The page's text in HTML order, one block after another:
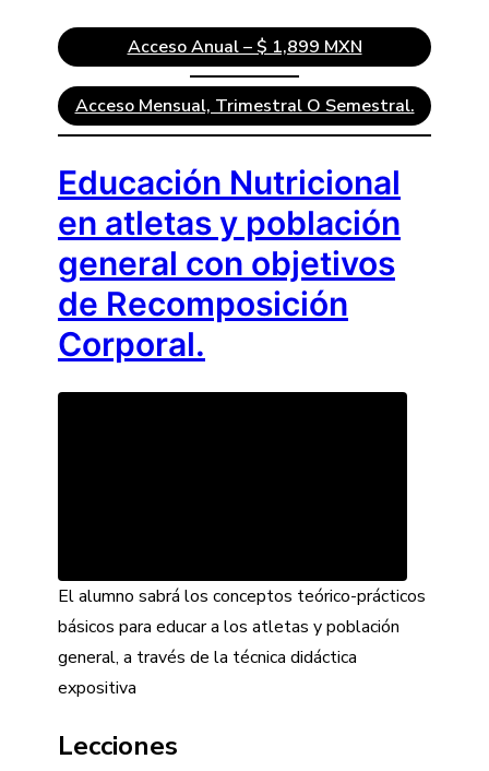
Acceso Anual – $ 1,899 MXN
Acceso Mensual, Trimestral O Semestral.
Educación Nutricional
en atletas y población
general con objetivos
de Recomposición
Corporal.
Educación
Nutricional
Atletas
Y
Población
El alumno sabrá los conceptos teórico-prácticos
básicos para educar a los atletas y población
general, a través de la técnica didáctica
expositiva
Lecciones